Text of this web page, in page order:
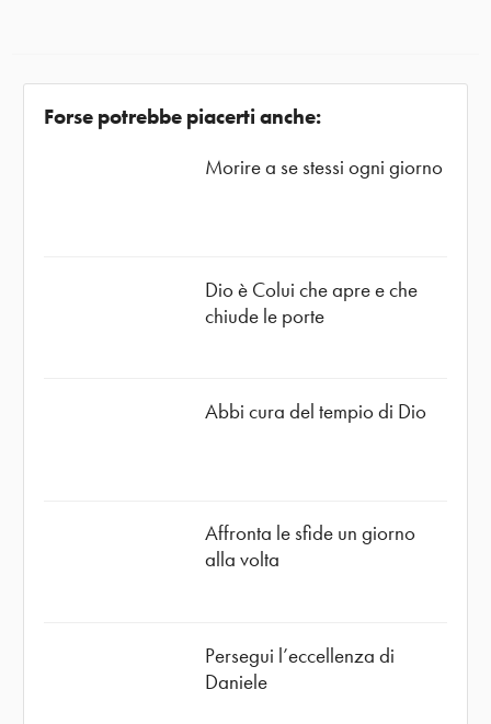
Forse potrebbe piacerti anche:
Morire a se stessi ogni giorno
Dio è Colui che apre e che
chiude le porte
Abbi cura del tempio di Dio
Affronta le sfide un giorno
alla volta
Persegui l’eccellenza di
Daniele